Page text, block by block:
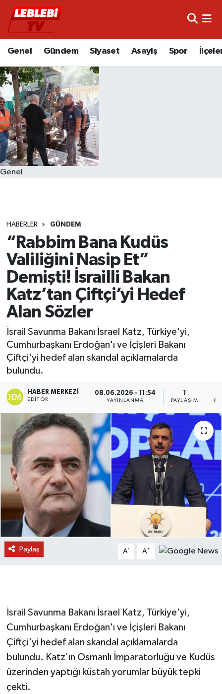
Genel Gündem Siyaset Asayiş Spor
Genel
HABERLER GÜNDEM
“Rabbim Bana Kudüs
Valiliğini Nasip Et”
Demişti! İsrailli Bakan
Katz’tan Çiftçi’yi Hedef
Alan Sözler
İsrail Savunma Bakanı İsrael Katz, Türkiye'yi,
Cumhurbaşkanı Erdoğan'ı ve İçişleri Bakanı
Çiftçi'yi hedef alan skandal açıklamalarda
bulundu.
HABER MERKEZI
EDITÖR
08.06.2026 - 11:54
YAYINLANMA
1
PAYLAŞIM
Paylaş A- A+
İsrail Savunma Bakanı İsrael Katz, Türkiye'yi,
Cumhurbaşkanı Erdoğan'ı ve İçişleri Bakanı
Çiftçi'yi hedef alan skandal açıklamalarda
bulundu. Katz'ın Osmanlı İmparatorluğu ve Kudüs
üzerinden yaptığı küstah yorumlar büyük tepki
çekti.
Hava Durumu
Trafik Durumu
Süper Lig Puan Durumu ve Fikstür
Tüm Manşetler
Son Dakika Haberleri